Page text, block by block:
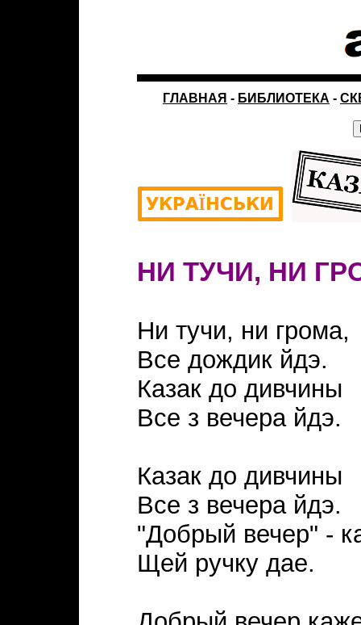
ГЛАВНАЯ - БИБЛИОТЕКА -
НИ ТУЧИ, НИ
Ни тучи, ни грома,
Все дождик йдэ.
Казак до дивчины
Все з вечера йдэ.
Казак до дивчины
Все з вечера йдэ.
"Добрый вечер" -
Щей ручку дае.